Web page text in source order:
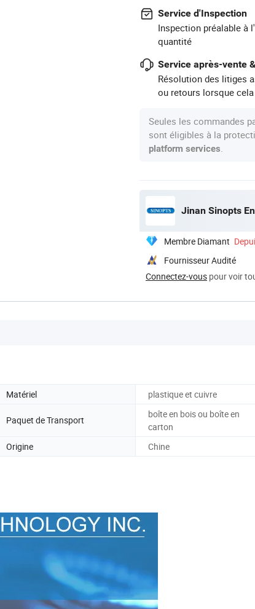
Service d'Inspection
Inspection préalable à
quantité
Service après-vente
Résolution des litiges
ou retours lorsque
Seules les commandes
sont éligibles à la
platform services
Jinan Sinopts
Membre Diamant
Fournisseur Audité
Connectez-vous pour voir
Matériel plastique et cuivre
Paquet de Transport
boîte en bois ou boîte en
carton
Origine Chine